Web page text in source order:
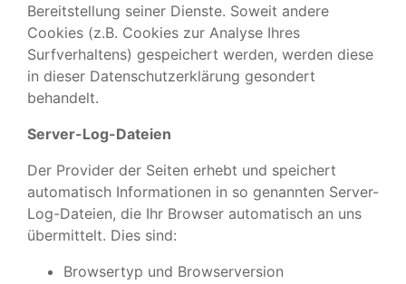
Bereitstellung seiner Dienste. Soweit andere
Cookies (z.B. Cookies zur Analyse Ihres
Surfverhaltens) gespeichert werden, werden diese
in dieser Datenschutzerklärung gesondert
behandelt.
Server-Log-Dateien
Der Provider der Seiten erhebt und speichert
automatisch Informationen in so genannten Server-
Log-Dateien, die Ihr Browser automatisch an uns
übermittelt. Dies sind:
Browsertyp und Browserversion